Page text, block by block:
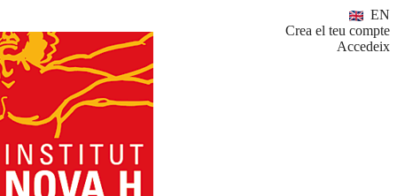
EN
Crea el teu compte
Accedeix